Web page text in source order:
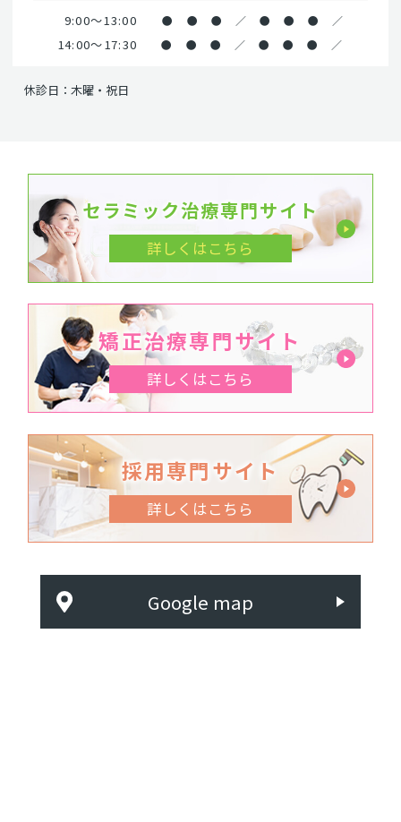
9:00～13:00 ● ● ● ／ ● ● ● ／
14:00～17:30 ● ● ● ／ ● ● ● ／
休診日：木曜・祝日
セラミック治療専門サイト
詳しくはこちら
矯正治療専門サイト
詳しくはこちら
採用専門サイト
詳しくはこちら
Google map